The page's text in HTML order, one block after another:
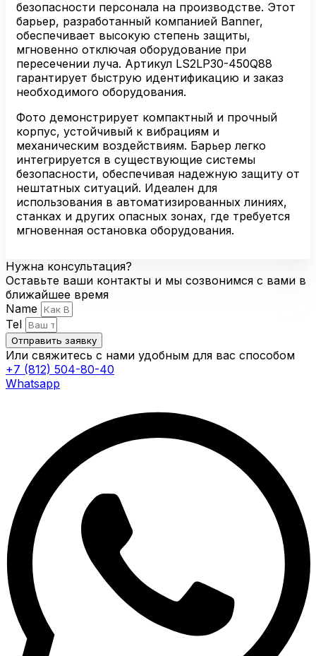
безопасности персонала на производстве. Этот
барьер, разработанный компанией Banner,
обеспечивает высокую степень защиты,
мгновенно отключая оборудование при
пересечении лучa. Артикул LS2LP30-450Q88
гарантирует быструю идентификацию и заказ
необходимого оборудования.
Фото демонстрирует компактный и прочный
корпус, устойчивый к вибрациям и
механическим воздействиям. Барьер легко
интегрируется в существующие системы
безопасности, обеспечивая надежную защиту от
нештатных ситуаций. Идеален для
использования в автоматизированных линиях,
станках и других опасных зонах, где требуется
мгновенная остановка оборудования.
Нужна консультация?
Оставьте ваши контакты и мы созвонимся с вами в
ближайшее время
Name
Tel
Отправить заявку
Или свяжитесь с нами удобным для вас способом
+7 (812) 504-80-40
Whatsapp